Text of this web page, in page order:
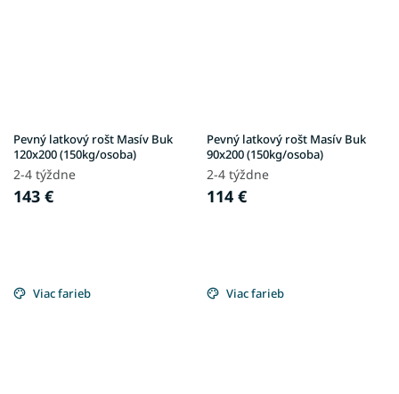
Pevný latkový rošt Masív Buk
120x200 (150kg/osoba)
2-4 týždne
143 €
Pevný latkový rošt Masív Buk
90x200 (150kg/osoba)
2-4 týždne
114 €
Viac farieb Viac farieb